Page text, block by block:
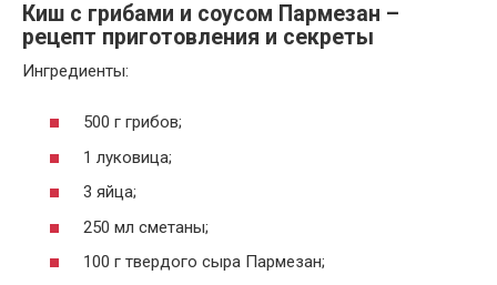
Киш с грибами и соусом Пармезан –
рецепт приготовления и секреты
Ингредиенты:
500 г грибов;
1 луковица;
3 яйца;
250 мл сметаны;
100 г твердого сыра Пармезан;